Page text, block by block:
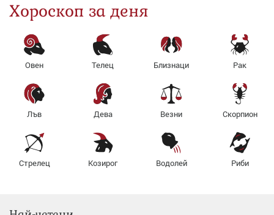
Хороскоп за деня
Овен Телец Близнаци Рак
Лъв Дева Везни Скорпион
Стрелец Козирог Водолей Риби